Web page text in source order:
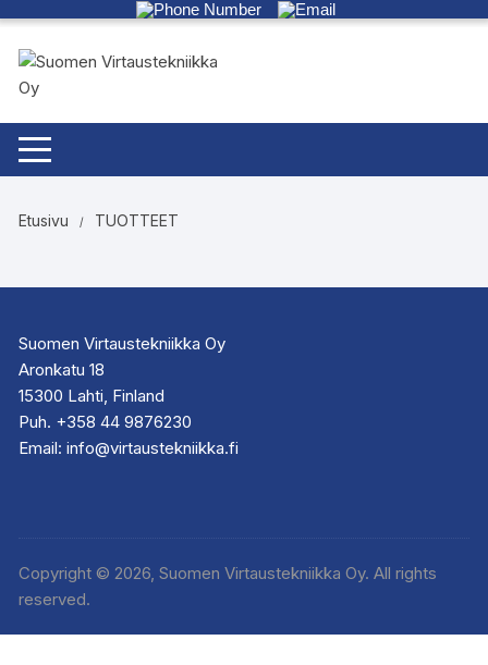
suoraan
sisältöön
Etusivu TUOTTEET
Suomen Virtaustekniikka Oy
Aronkatu 18
15300 Lahti, Finland
Puh. +358 44 9876230
Email: info@virtaustekniikka.fi
Copyright © 2026, Suomen Virtaustekniikka Oy. All rights
reserved.